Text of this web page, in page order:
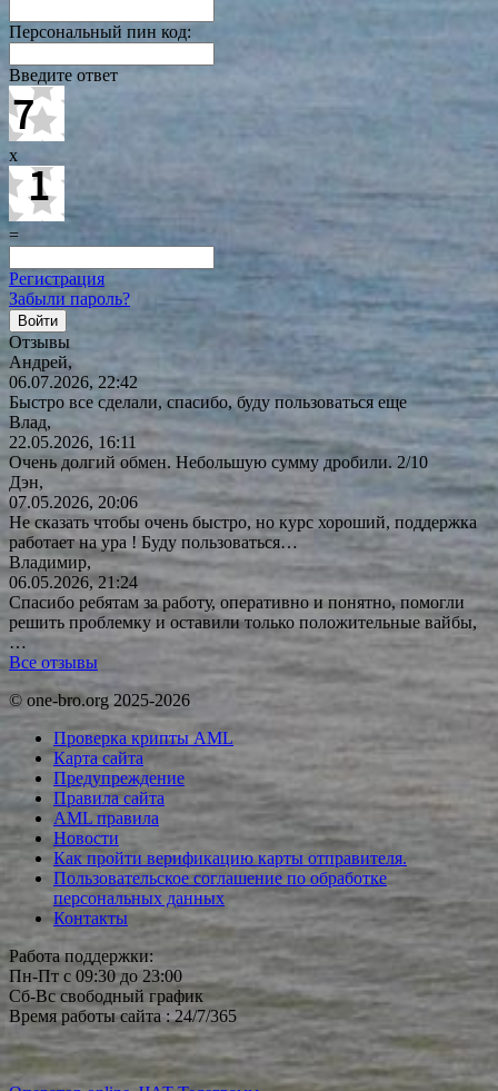
Персональный пин код:
Введите ответ
x
=
Регистрация
Забыли пароль?
Отзывы
Андрей,
06.07.2026, 22:42
Быстро все сделали, спасибо, буду пользоваться еще
Влад,
22.05.2026, 16:11
Очень долгий обмен. Небольшую сумму дробили. 2/10
Дэн,
07.05.2026, 20:06
Не сказать чтобы очень быстро, но курс хороший, поддержка
работает на ура ! Буду пользоваться…
Владимир,
06.05.2026, 21:24
Спасибо ребятам за работу, оперативно и понятно, помогли
решить проблемку и оставили только положительные вайбы,
…
Все отзывы
© one-bro.org 2025-2026
Проверка крипты AML
Карта сайта
Предупреждение
Правила сайта
AML правила
Новости
Как пройти верификацию карты отправителя.
Пользовательское соглашение по обработке
персональных данных
Контакты
Работа поддержки:
Пн-Пт с 09:30 до 23:00
Сб-Вс свободный график
Время работы сайта : 24/7/365